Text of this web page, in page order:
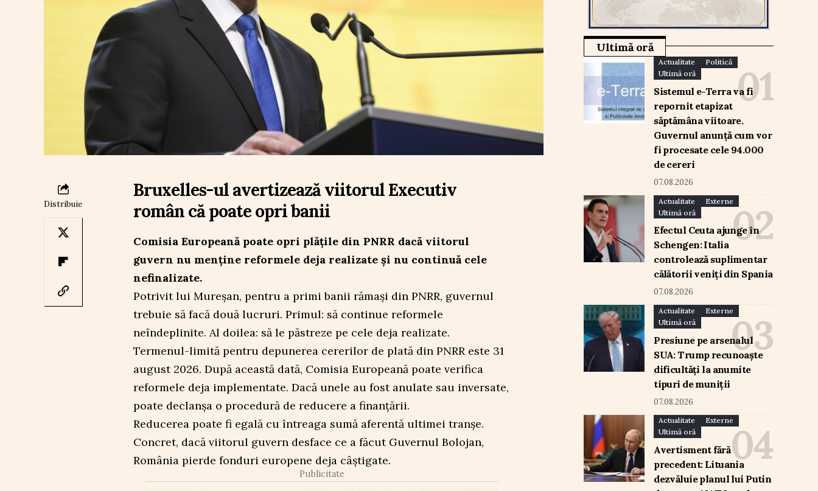
Distribuie
Bruxelles-ul avertizează viitorul Executiv
român că poate opri banii
Comisia Europeană poate opri plățile din PNRR dacă viitorul
guvern nu menține reformele deja realizate și nu continuă cele
nefinalizate.
Potrivit lui Mureșan, pentru a primi banii rămași din PNRR, guvernul
trebuie să facă două lucruri. Primul: să continue reformele
neîndeplinite. Al doilea: să le păstreze pe cele deja realizate.
Termenul-limită pentru depunerea cererilor de plată din PNRR este 31
august 2026. După această dată, Comisia Europeană poate verifica
reformele deja implementate. Dacă unele au fost anulate sau inversate,
poate declanșa o procedură de reducere a finanțării.
Reducerea poate fi egală cu întreaga sumă aferentă ultimei tranșe.
Concret, dacă viitorul guvern desface ce a făcut Guvernul Bolojan,
România pierde fonduri europene deja câștigate.
Publicitate
Ultimă oră
Actualitate
Politică
Ultimă oră
Sistemul e-Terra va fi
repornit etapizat
săptămâna viitoare.
Guvernul anunță cum vor
fi procesate cele 94.000
de cereri
07.08.2026
Actualitate
Externe
Ultimă oră
Efectul Ceuta ajunge în
Schengen: Italia
controlează suplimentar
călătorii veniți din Spania
07.08.2026
Actualitate
Externe
Ultimă oră
Presiune pe arsenalul
SUA: Trump recunoaște
dificultăți la anumite
tipuri de muniții
07.08.2026
Actualitate
Externe
Ultimă oră
Avertisment fără
precedent: Lituania
dezvăluie planul lui Putin